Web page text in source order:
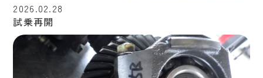
2026.02.28
試乗再開